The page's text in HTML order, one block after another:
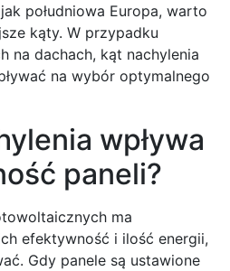
południowa Europa, warto
kąty. W przypadku
na dachach, kąt nachylenia
na wybór optymalnego
wpływa
paneli?
ma
efektywność i ilość energii,
Gdy panele są ustawione